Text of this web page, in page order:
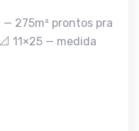
— 275m² prontos pra
11×25 — medida